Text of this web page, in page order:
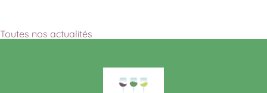
Toutes nos actualités